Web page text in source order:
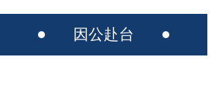
因公赴台